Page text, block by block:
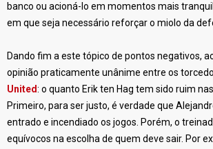
banco ou acioná-lo em momentos mais
em que seja necessário reforçar o miolo da
Dando fim a este tópico de pontos negativos,
opinião praticamente unânime entre os
United: o quanto Erik ten Hag tem sido ruim
Primeiro, para ser justo, é verdade que
entrado e incendiado os jogos. Porém, o
equívocos na escolha de quem deve sair. Por